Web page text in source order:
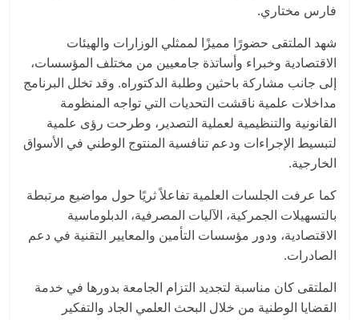
فارس مختاري.
شهد الملتقى حضورًا مميزًا لممثلي الوزارات والهيئات
الاقتصادية وخبراء وأساتذة جامعيين من مختلف المؤسسات،
إلى جانب مشاركة باحثين وطلبة الدكتوراه. وقد تخلل البرنامج
مداخلات علمية ناقشت التحديات التي تواجه المنظومة
القانونية والتنظيمية لعملية التصدير، وطرحت رؤى علمية
لتبسيط الإجراءات ودعم تنافسية المنتوج الوطني في الأسواق
الخارجية.
كما عرفت الجلسات العلمية تفاعلاً ثريًا حول مواضيع مرتبطة
بالتسهيلات الجمركية، الآليات المصرفية، الدبلوماسية
الاقتصادية، ودور مؤسسات التأمين والمعايير التقنية في دعم
الصادرات.
الملتقى كان مناسبة لتجديد التزام الجامعة بدورها في خدمة
القضايا الوطنية من خلال البحث العلمي الجاد والتفكير